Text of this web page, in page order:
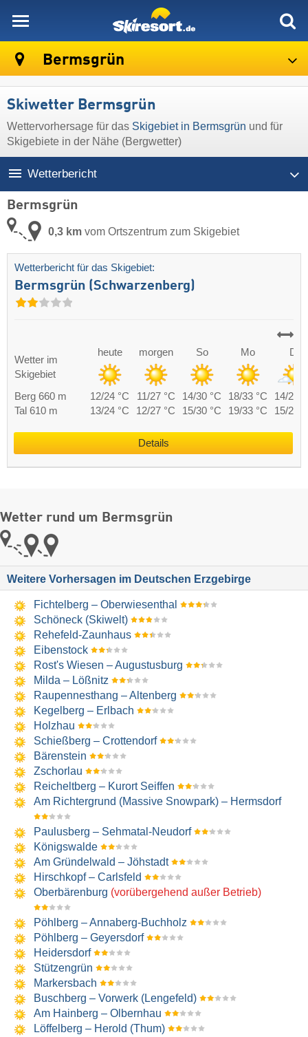
Bermsgrün
Skiwetter Bermsgrün
Wettervorhersage für das Skigebiet in Bermsgrün und für
Skigebiete in der Nähe (Bergwetter)
Wetterbericht
Bermsgrün
0,3 km vom Ortszentrum zum Skigebiet
Wetterbericht für das Skigebiet:
Bermsgrün (Schwarzenberg)
Wetter im
Skigebiet
heute morgen So Mo Di
Berg 660 m 12/24 °C 11/27 °C 14/30 °C 18/33 °C
14/25
Tal 610 m
13/24 °C 12/27 °C 15/30 °C 19/33 °C 15/25
Details
Wetter rund um Bermsgrün
Weitere Vorhersagen im Deutschen Erzgebirge
Fichtelberg – Oberwiesenthal
Schöneck (Skiwelt)
Rehefeld-Zaunhaus
Eibenstock
Rost's Wiesen – Augustusburg
Milda – Lößnitz
Raupennesthang – Altenberg
Kegelberg – Erlbach
Holzhau
Schießberg – Crottendorf
Bärenstein
Zschorlau
Reicheltberg – Kurort Seiffen
Am Richtergrund (Massive Snowpark) – Hermsdorf
Paulusberg – Sehmatal-Neudorf
Königswalde
Am Gründelwald – Jöhstadt
Hirschkopf – Carlsfeld
Oberbärenburg (vorübergehend außer Betrieb)
Pöhlberg – Annaberg-Buchholz
Pöhlberg – Geyersdorf
Heidersdorf
Stützengrün
Markersbach
Buschberg – Vorwerk (Lengefeld)
Am Hainberg – Olbernhau
Löffelberg – Herold (Thum)